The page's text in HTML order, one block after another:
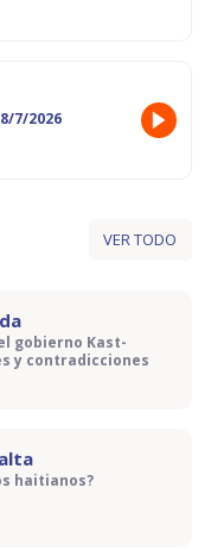
7/2026
VER TODO
gobierno Kast-
y contradicciones
haitianos?